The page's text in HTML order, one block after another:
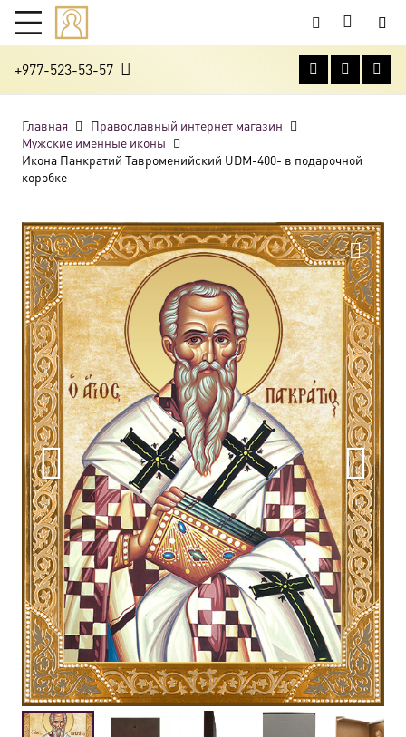
+977-523-53-57
Главная
Православный интернет магазин
Мужские именные иконы
Икона Панкратий Тавроменийский UDM-400- в подарочной
коробке